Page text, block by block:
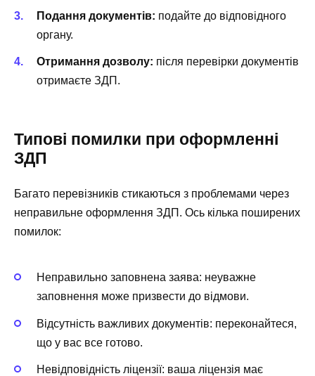
Подання документів: подайте до відповідного
органу.
Отримання дозволу: після перевірки документів
отримаєте ЗДП.
Типові помилки при оформленні
ЗДП
Багато перевізників стикаються з проблемами через
неправильне оформлення ЗДП. Ось кілька поширених
помилок:
Неправильно заповнена заява: неуважне
заповнення може призвести до відмови.
Відсутність важливих документів: переконайтеся,
що у вас все готово.
Невідповідність ліцензії: ваша ліцензія має